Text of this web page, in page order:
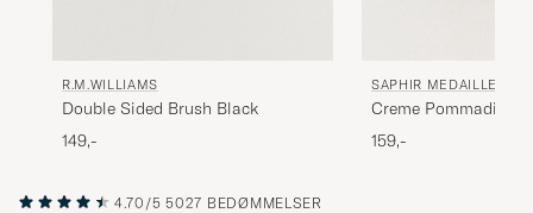
R.M.WILLIAMS
Double Sided Brush Black
149,-
SAPHIR MEDAILLE
Creme Pommadier
Black
159,-
4.70/5 5027 BEDØMMELSER